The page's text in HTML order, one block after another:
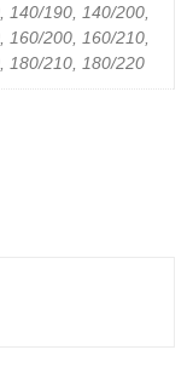
140/190, 140/200,
160/200, 160/210,
180/210, 180/220